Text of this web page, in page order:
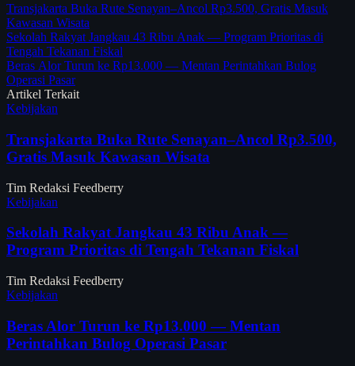
Transjakarta Buka Rute Senayan–Ancol Rp3.500, Gratis Masuk
Kawasan Wisata
Sekolah Rakyat Jangkau 43 Ribu Anak — Program Prioritas di
Tengah Tekanan Fiskal
Beras Alor Turun ke Rp13.000 — Mentan Perintahkan Bulog
Operasi Pasar
Artikel Terkait
Kebijakan
Transjakarta Buka Rute Senayan–Ancol Rp3.500,
Gratis Masuk Kawasan Wisata
Tim Redaksi Feedberry
Kebijakan
Sekolah Rakyat Jangkau 43 Ribu Anak —
Program Prioritas di Tengah Tekanan Fiskal
Tim Redaksi Feedberry
Kebijakan
Beras Alor Turun ke Rp13.000 — Mentan
Perintahkan Bulog Operasi Pasar